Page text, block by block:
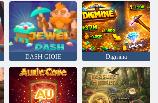
DASH GIOIE Digmina